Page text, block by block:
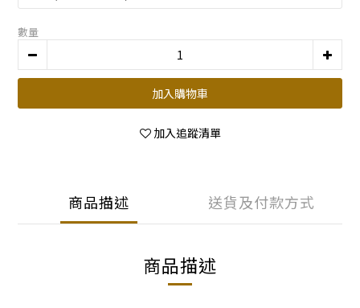
數量
加入購物車
加入追蹤清單
商品描述 送貨及付款方式
商品描述